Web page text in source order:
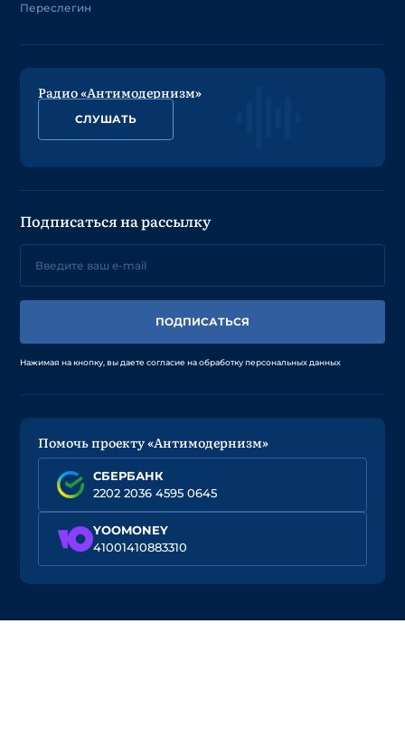
Переслегин
Радио «Антимодернизм»
СЛУШАТЬ
Подписаться на рассылку
ПОДПИСАТЬСЯ
Нажимая на кнопку, вы даете согласие на обработку персональных данных
Помочь проекту «Антимодернизм»
СБЕРБАНК
2202 2036 4595 0645
YOOMONEY
41001410883310